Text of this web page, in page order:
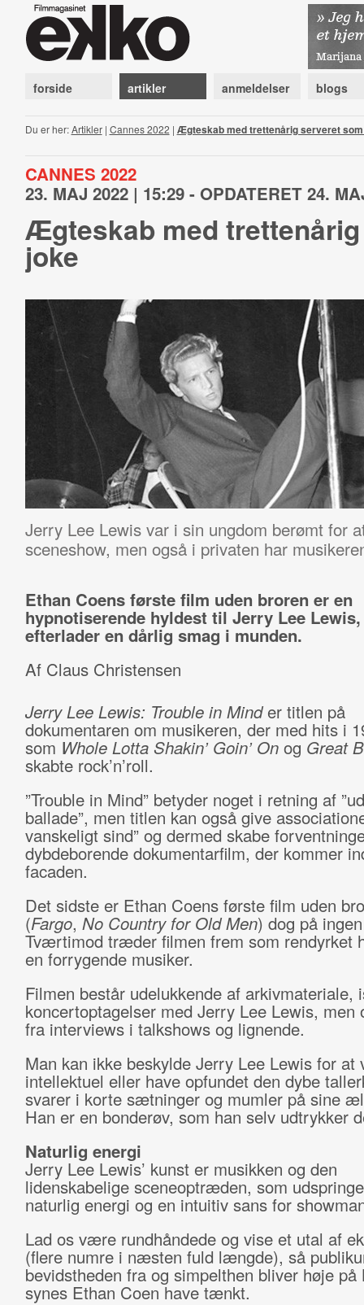
forside artikler anmeldelser blogs
Du er her:Artikler| Cannes 2022 | Ægteskab med trettenårig serveret som
CANNES 2022
23. MAJ 2022 | 15:29 - OPDATERET 24.
Ægteskab med
joke
Jerry Lee Lewis var i sin ungdom berømt for
sceneshow, men også i privaten har
Ethan Coens første film uden broren er en
hypnotiserende hyldest til Jerry Lee
efterlader en dårlig smag i munden.
Af Claus Christensen
Jerry Lee Lewis: Trouble in Minder titlen på
dokumentaren om musikeren, der med hits i
som Whole Lotta Shakin’ Goin’ Onog Great
skabte rock’n’roll.
”Trouble in Mind” betyder noget i retning af
ballade”, men titlen kan også give
vanskeligt sind” og dermed skabe
dybdeborende dokumentarfilm, der kommer
facaden.
Det sidste er Ethan Coens første film uden
(Fargo, No Country for Old Men) dog på
Tværtimod træder filmen frem som rendyrket
en forrygende musiker.
Filmen består udelukkende af
koncertoptagelser med Jerry Lee Lewis, men
fra interviews i talkshows og lignende.
Man kan ikke beskylde Jerry Lee Lewis for
intellektuel eller have opfundet den dybe
svarer i korte sætninger og mumler på sine
Han er en bonderøv, som han selv udtrykker
Naturlig energi
Jerry Lee Lewis’ kunst er musikken og den
lidenskabelige sceneoptræden, som
naturlig energi og en intuitiv sans for
Lad os være rundhåndede og vise et utal af
(flere numre i næsten fuld længde), så
bevidstheden fra og simpelthen bliver høje på
synes Ethan Coen have tænkt.